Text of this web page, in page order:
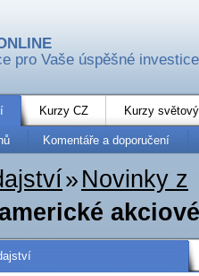
pro Vaše úspěšné investice
Kurzy CZ Kurzy
Komentáře a doporučení
» Novinky z